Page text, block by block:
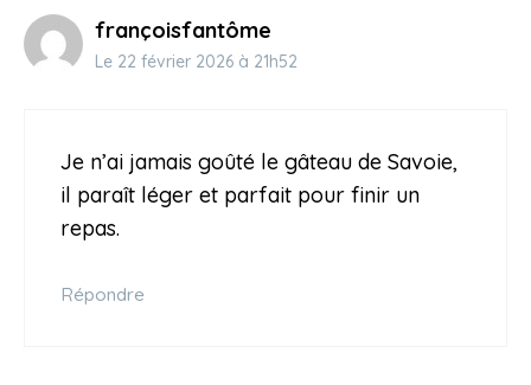
françoisfantôme
Le 22 février 2026 à 21h52
Je n’ai jamais goûté le gâteau de Savoie,
il paraît léger et parfait pour finir un
repas.
Répondre